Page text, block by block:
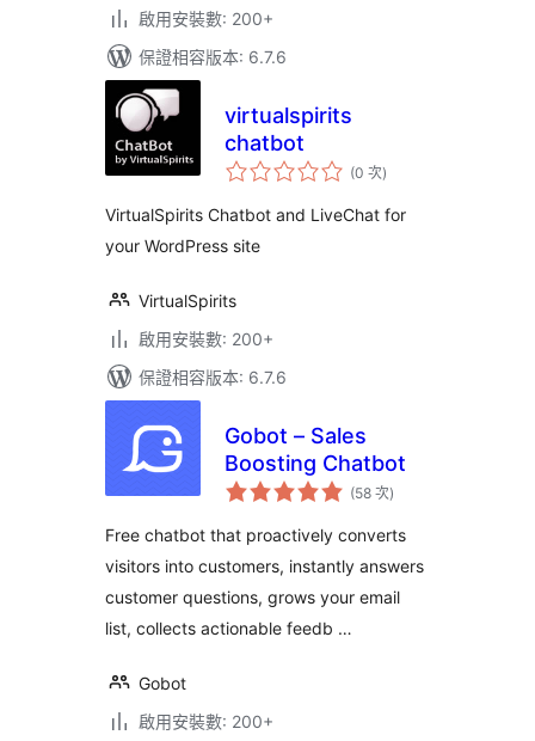
啟用安裝數: 200+
保證相容版本: 6.7.6
virtualspirits
chatbot
(0 次評
分
數
)
VirtualSpirits Chatbot and LiveChat for
your WordPress site
VirtualSpirits
啟用安裝數: 200+
保證相容版本: 6.7.6
Gobot – Sales
Boosting Chatbot
(58 次評
分
數
)
Free chatbot that proactively converts
visitors into customers, instantly answers
customer questions, grows your email
list, collects actionable feedb …
Gobot
啟用安裝數: 200+